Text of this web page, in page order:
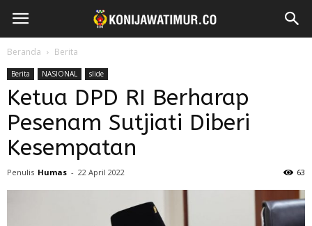
Beranda Berita
Berita NASIONAL slide
Ketua DPD RI Berharap
Pesenam Sutjiati Diberi
Kesempatan
Penulis Humas - 22 April 2022 63